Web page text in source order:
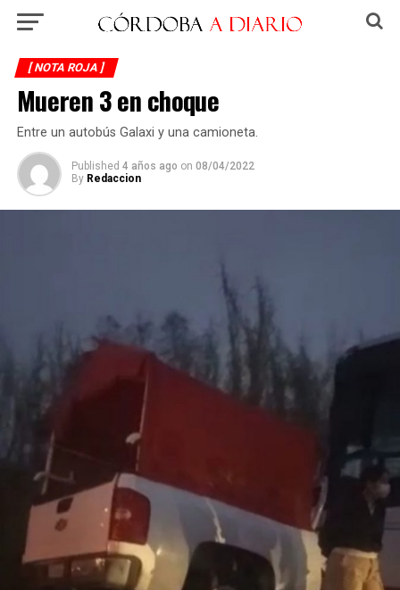
[ NOTA ROJA ]
Mueren 3 en choque
Entre un autobús Galaxi y una camioneta.
Published 4 años ago on 08/04/2022
By Redaccion